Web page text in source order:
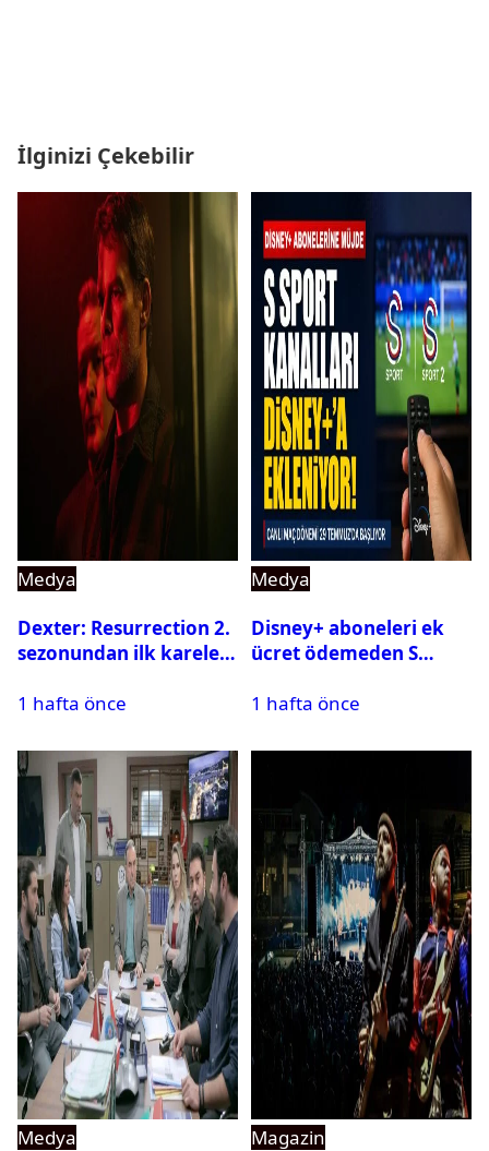
İlginizi Çekebilir
Medya
Dexter: Resurrection 2.
sezonundan ilk kareler
1 hafta önce
Medya
Disney+ aboneleri ek
ücret ödemeden S
izleyebilecek
1 hafta önce
Medya
Magazin